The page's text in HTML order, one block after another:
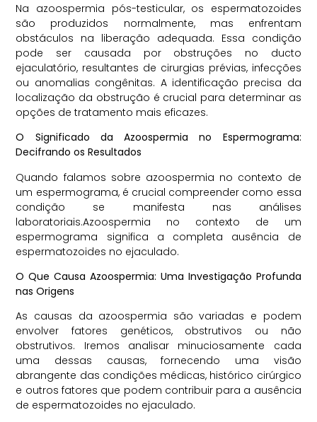
Na azoospermia pós-testicular, os espermatozoides
são produzidos normalmente, mas enfrentam
obstáculos na liberação adequada. Essa condição
pode ser causada por obstruções no ducto
ejaculatório, resultantes de cirurgias prévias, infecções
ou anomalias congênitas. A identificação precisa da
localização da obstrução é crucial para determinar as
opções de tratamento mais eficazes.
O Significado da Azoospermia no Espermograma:
Decifrando os Resultados
Quando falamos sobre azoospermia no contexto de
um espermograma, é crucial compreender como essa
condição se manifesta nas análises
laboratoriais.Azoospermia no contexto de um
espermograma significa a completa ausência de
espermatozoides no ejaculado.
O Que Causa Azoospermia: Uma Investigação Profunda
nas Origens
As causas da azoospermia são variadas e podem
envolver fatores genéticos, obstrutivos ou não
obstrutivos. Iremos analisar minuciosamente cada
uma dessas causas, fornecendo uma visão
abrangente das condições médicas, histórico cirúrgico
e outros fatores que podem contribuir para a ausência
de espermatozoides no ejaculado.